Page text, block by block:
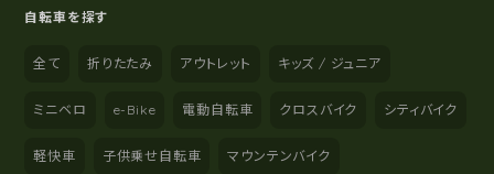
自転車を探す
全て 折りたたみ アウトレット キッズ / ジュニア
ミニベロ e-Bike 電動自転車 クロスバイク シティバイク
軽快車 子供乗せ自転車 マウンテンバイク